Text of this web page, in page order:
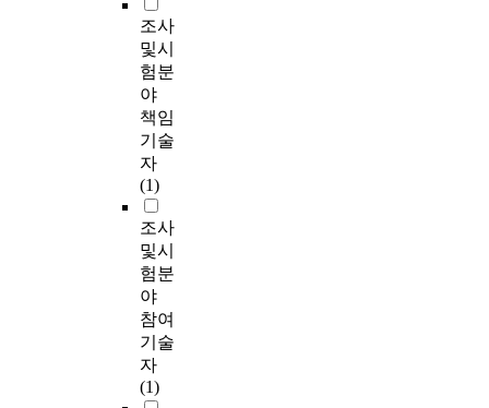
조사
및시
험분
야
책임
기술
자
(1)
조사
및시
험분
야
참여
기술
자
(1)